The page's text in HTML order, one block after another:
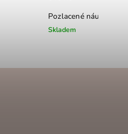
Pozlacené náušnice
Skladem